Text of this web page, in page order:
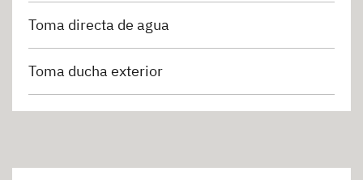
Toma directa de agua
Toma ducha exterior